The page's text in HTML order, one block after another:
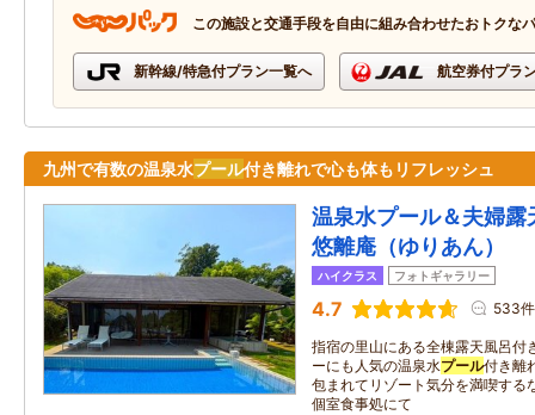
この施設と交通手段を自由に組み合わせたおトクな
新幹線/特急付プラン一覧へ 航空券付プラ
九州で有数の温泉水プール付き離れで心も体もリフレッシュ
温泉水プール＆夫婦
悠離庵（ゆりあん）
ハイクラス フォトギャラリー
4.7 533件
指宿の里山にある全棟露天風呂付
ーにも人気の温泉水プール付き離
包まれてリゾート気分を満喫する
個室食事処にて